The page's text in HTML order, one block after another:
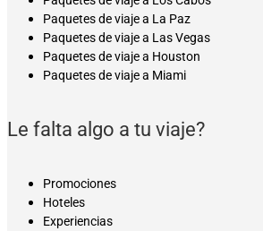
Paquetes de viaje a La Paz
Paquetes de viaje a Las Vegas
Paquetes de viaje a Houston
Paquetes de viaje a Miami
Le falta algo a tu viaje?
Promociones
Hoteles
Experiencias